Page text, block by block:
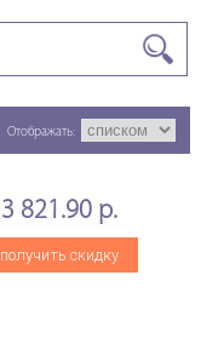
Отображать:
3 821.90 р.
получить скидку